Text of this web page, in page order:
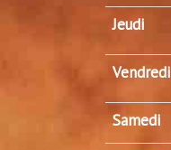
Jeudi
Vendredi
Samedi